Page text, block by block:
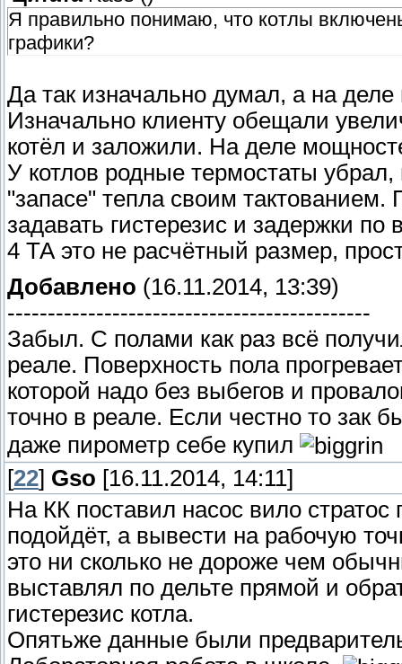
Я правильно понимаю, что котлы
графики?
Да так изначально думал, а на
Изначально клиенту обещали
котёл и заложили. На деле
У котлов родные термостаты
"запасе" тепла своим тактованием.
задавать гистерезис и задержки по
4 ТА это не расчётный размер,
Добавлено (16.11.2014, 13:39)
---------------------------------------------
Забыл. С полами как раз всё
реале. Поверхность пола
которой надо без выбегов и
точно в реале. Если честно то зак
даже пирометр себе купил
[22] Gso [16.11.2014, 14:11]
На КК поставил насос вило
подойдёт, а вывести на рабочую
это ни сколько не дороже чем
выставлял по дельте прямой и
гистерезис котла.
Опятьже данные были